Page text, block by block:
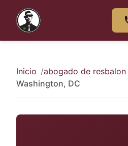
Inicio
abogado de
Washington, DC